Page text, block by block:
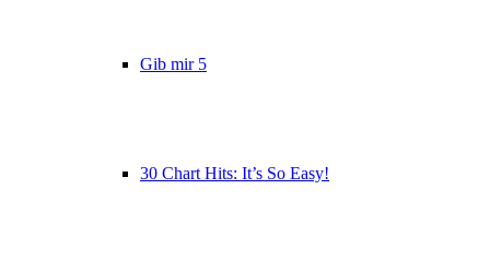
Gib mir 5
30 Chart Hits: It’s So Easy!